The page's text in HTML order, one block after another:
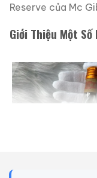
Reserve của Mc
Giới Thiệu Một